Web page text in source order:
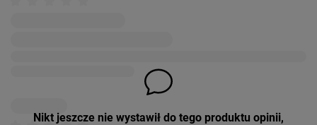
Nikt jeszcze nie wystawił do tego produktu opinii,